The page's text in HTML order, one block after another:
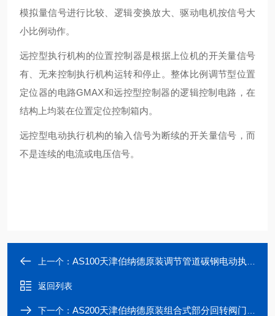
模拟量信号进行比较、逻辑变换放大、驱动电机按信号大
小比例动作。
远控型执行机构的位置控制器是根据上位机的开关量信号
有、无来控制执行机构运转和停止。整体比例调节型位置
定位器的电路GMAX和远控型控制器的逻辑控制电路，在
结构上均装在位置定位控制箱内。
远控型电动执行机构的输入信号为断续的开关量信号，而
不是连续的电流或电压信号。
上一个： AS100天津伯纳德原装调节管道碳钢电动执行装置
返回列表
下一个： AS200天津伯纳德原装组合式部分回转阀门电动装置